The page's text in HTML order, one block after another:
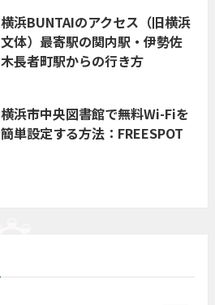
横浜BUNTAIのアクセス（旧横浜
文体）最寄駅の関内駅・伊勢佐
木長者町駅からの行き方
横浜市中央図書館で無料Wi-Fiを
簡単設定する方法：FREESPOT